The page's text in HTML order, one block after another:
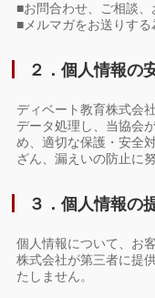
■お問合わせ、ご相談
■メルマガをお送りする
２．個人情報の
ディベート教育株式会
データ処理し、当協会
め、適切な保護・安全
ざん、漏えいの防止に
３．個人情報の
個人情報について、お
株式会社が第三者に提
たしません。